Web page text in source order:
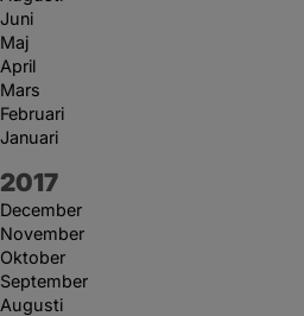
Juni
Maj
April
Mars
Februari
Januari
År:
2017
December
November
Oktober
September
Augusti